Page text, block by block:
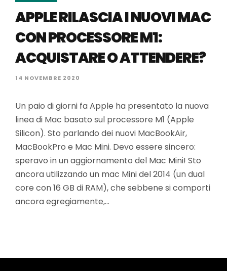
APPLE RILASCIA I NUOVI MAC
CON PROCESSORE M1:
ACQUISTARE O ATTENDERE?
14 NOVEMBRE 2020
Un paio di giorni fa Apple ha presentato la nuova
linea di Mac basato sul processore M1 (Apple
Silicon). Sto parlando dei nuovi MacBookAir,
MacBookPro e Mac Mini. Devo essere sincero:
speravo in un aggiornamento del Mac Mini! Sto
ancora utilizzando un mac Mini del 2014 (un dual
core con 16 GB di RAM), che sebbene si comporti
ancora egregiamente,…